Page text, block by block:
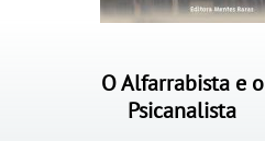
O Alfarrabista e o
Psicanalista